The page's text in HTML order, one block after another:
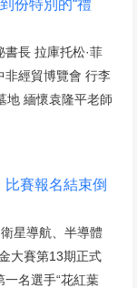
份特別的“禮
長 拉庫托松·菲
非經貿博覽會 行李
地 緬懷袁隆平老師
賽報名結束倒
星導航、半導體
大賽第13期正式
名選手“花紅葉